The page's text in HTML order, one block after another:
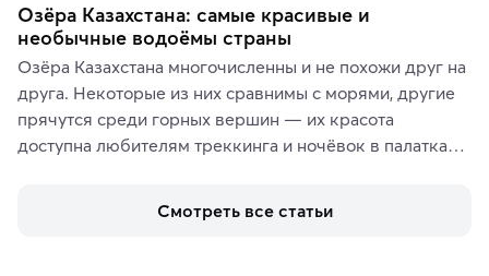
Озёра Казахстана: самые красивые и
необычные водоёмы страны
Озёра Казахстана многочисленны и не похожи друг на
друга. Некоторые из них сравнимы с морями, другие
прячутся среди горных вершин — их красота
доступна любителям треккинга и ночёвок в палатках.
Смотреть все статьи